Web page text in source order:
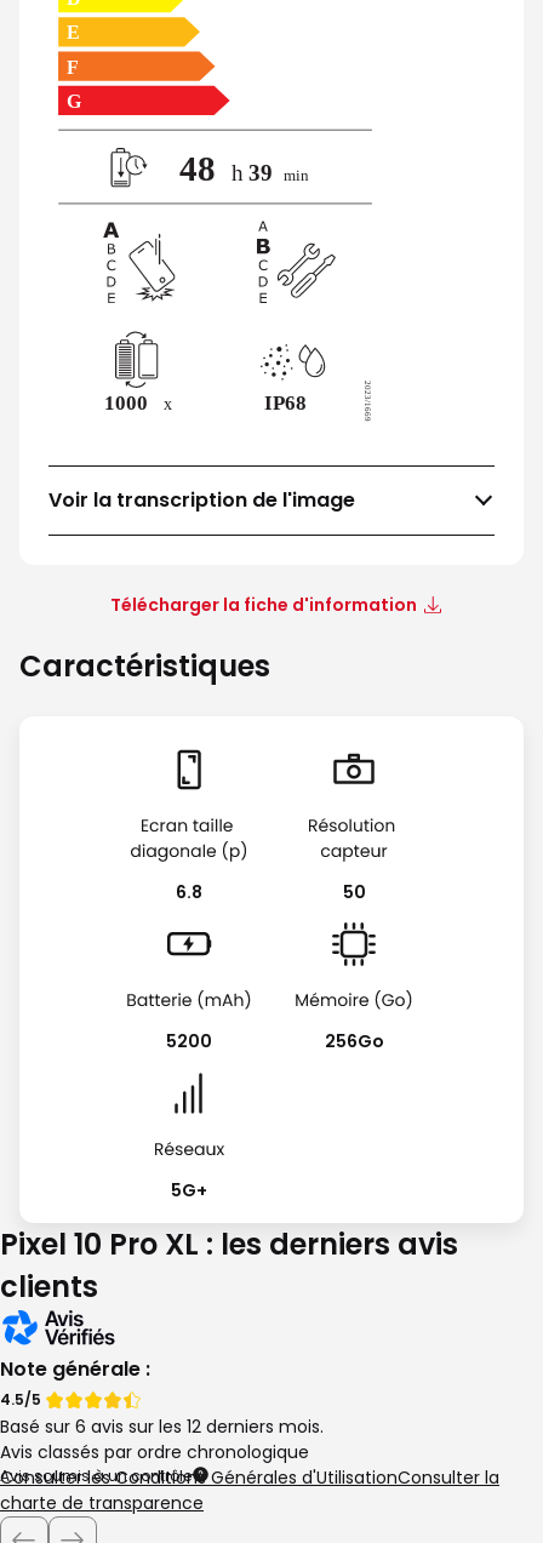
Voir la transcription de l'image
Télécharger la fiche d'information
Caractéristiques
6.8 50
5200 256Go
5G+
Pixel 10 Pro XL : les derniers avis
clients
Note générale :
Note
de
Note
de
4.5/5
Basé sur 6 avis sur les 12 derniers mois.
Avis classés par ordre chronologique
Avis soumis à un contrôle
Consulter les Conditions Générales d'UtilisationConsulter la
charte de transparence